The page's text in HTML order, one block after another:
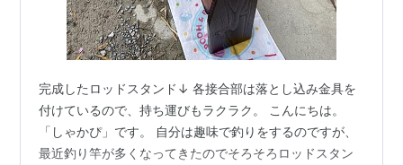
完成したロッドスタンド↓ 各接合部は落とし込み金具を
付けているので、持ち運びもラクラク。 こんにちは。
「しゃかぴ」です。 自分は趣味で釣りをするのですが、
最近釣り竿が多くなってきたのでそろそろロッドスタン